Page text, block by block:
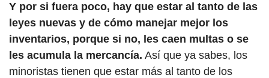
Y por si fuera poco, hay que estar al tanto de las
leyes nuevas y de cómo manejar mejor los
inventarios, porque si no, les caen multas o se
les acumula la mercancía. Así que ya sabes, los
minoristas tienen que estar más al tanto de los